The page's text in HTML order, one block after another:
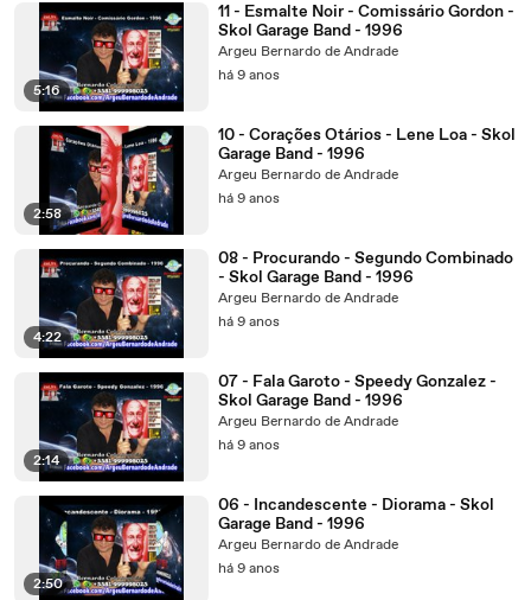
5:16
11 - Esmalte Noir - Comissário Gordon -
Skol Garage Band - 1996
Argeu Bernardo de Andrade
há 9 anos
2:58
10 - Corações Otários - Lene Loa - Skol
Garage Band - 1996
Argeu Bernardo de Andrade
há 9 anos
4:22
08 - Procurando - Segundo Combinado
- Skol Garage Band - 1996
Argeu Bernardo de Andrade
há 9 anos
2:14
07 - Fala Garoto - Speedy Gonzalez -
Skol Garage Band - 1996
Argeu Bernardo de Andrade
há 9 anos
2:50
06 - Incandescente - Diorama - Skol
Garage Band - 1996
Argeu Bernardo de Andrade
há 9 anos